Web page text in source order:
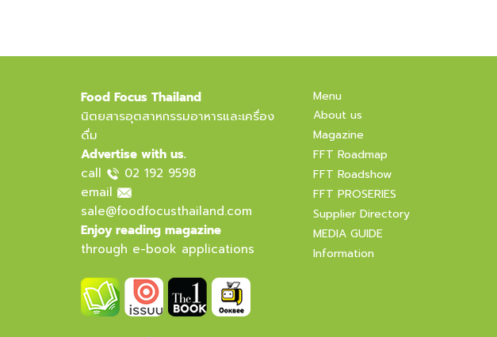
Food Focus Thailand
นิตยสารอุตสาหกรรมอาหารและเครื่อง
ดื่ม
Advertise with us.
call
02 192 9598
email
sale@foodfocusthailand.com
Enjoy reading magazine
through e-book applications
Menu
About us
Magazine
FFT Roadmap
FFT Roadshow
FFT PROSERIES
Supplier Directory
MEDIA GUIDE
Information